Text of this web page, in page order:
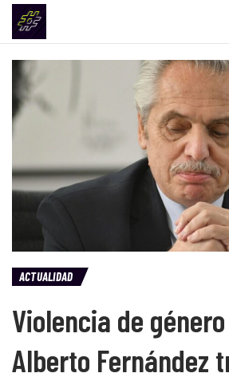
ACTUALIDAD
Violencia de
Alberto Fernández